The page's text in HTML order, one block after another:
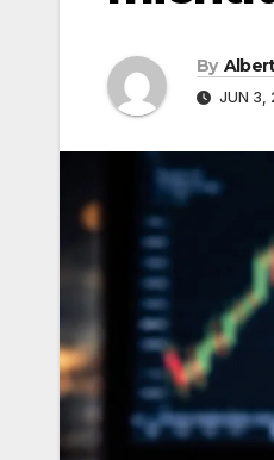
By
JUN 3,